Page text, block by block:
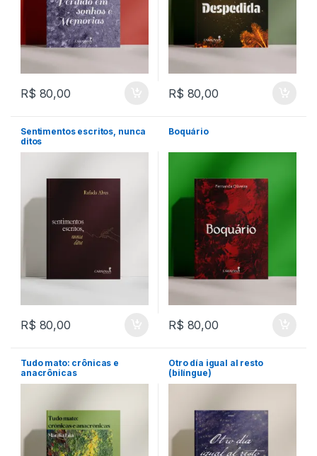
R$ 80,00 R$ 80,00
Sentimentos escritos, nunca
ditos
R$ 80,00
Boquário
R$ 80,00
Tudo mato: crônicas e
anacrônicas
Otro día igual al resto
(bilíngue)